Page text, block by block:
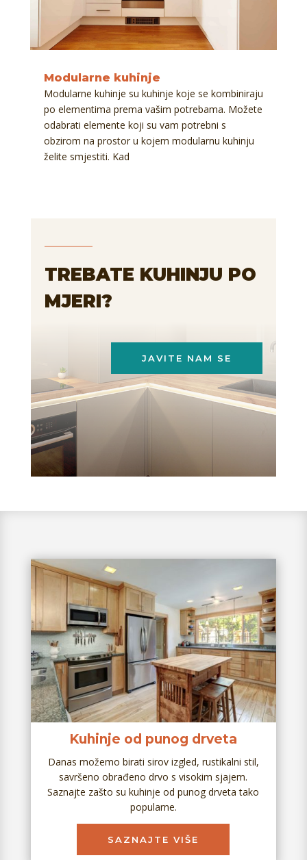
Modularne kuhinje
Modularne kuhinje su kuhinje koje se kombiniraju
po elementima prema vašim potrebama. Možete
odabrati elemente koji su vam potrebni s
obzirom na prostor u kojem modularnu kuhinju
želite smjestiti. Kad
TREBATE KUHINJU PO
MJERI?
JAVITE NAM SE
Kuhinje od punog drveta
Danas možemo birati sirov izgled, rustikalni stil,
savršeno obrađeno drvo s visokim sjajem.
Saznajte zašto su kuhinje od punog drveta tako
popularne.
SAZNAJTE VIŠE